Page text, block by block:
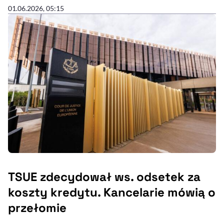
01.06.2026, 05:15
TSUE zdecydował ws. odsetek za
koszty kredytu. Kancelarie mówią o
przełomie